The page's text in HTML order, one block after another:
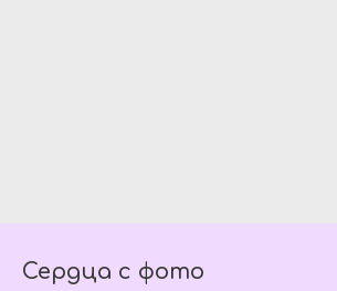
Сердца с фото